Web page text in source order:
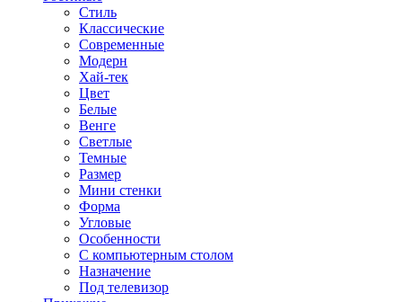
Стиль
Классические
Современные
Модерн
Хай-тек
Цвет
Белые
Венге
Светлые
Темные
Размер
Мини стенки
Форма
Угловые
Особенности
С компьютерным столом
Назначение
Под телевизор